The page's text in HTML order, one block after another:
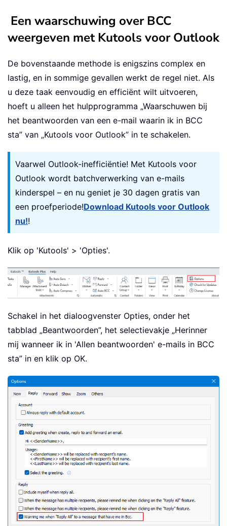
Een waarschuwing over BCC
weergeven met Kutools voor Outlook
De bovenstaande methode is enigszins complex en
lastig, en in sommige gevallen werkt de regel niet. Als
u deze taak eenvoudig en efficiënt wilt uitvoeren,
hoeft u alleen het hulpprogramma „Waarschuwen bij
het beantwoorden van een e-mail waarin ik in BCC
sta” van „Kutools voor Outlook” in te schakelen.
Vaarwel Outlook-inefficiëntie! Met Kutools voor
Outlook wordt batchverwerking van e-mails
kinderspel – en nu geniet je 30 dagen gratis van
een proefperiode!Download Kutools voor Outlook
nu!!
Klik op 'Kutools' > 'Opties'.
Schakel in het dialoogvenster Opties, onder het
tabblad „Beantwoorden”, het selectievakje „Herinner
mij wanneer ik in 'Allen beantwoorden' e-mails in BCC
sta” in en klik op OK.